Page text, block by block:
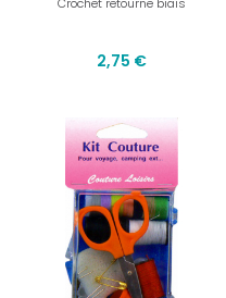
2,75 €